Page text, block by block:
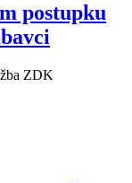
postupku
ZDK